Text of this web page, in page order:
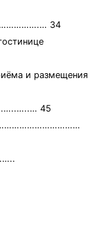
34
и pазмeщeния
45